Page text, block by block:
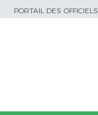
PORTAIL DES OFFICIELS